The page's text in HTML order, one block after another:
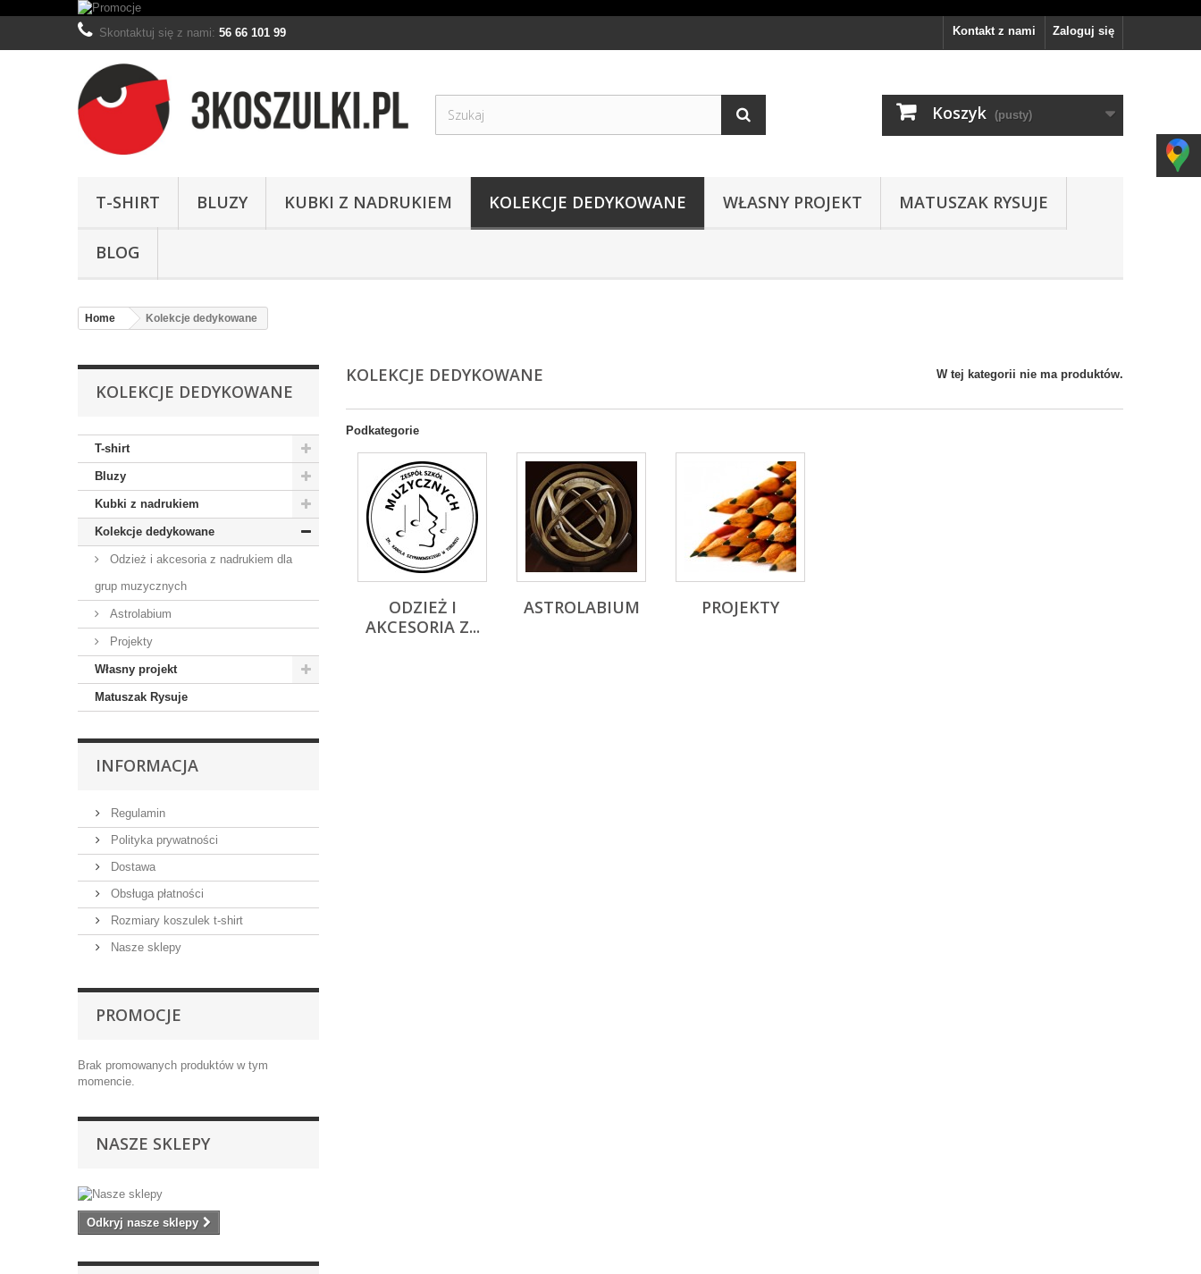
Zaloguj się
Kontakt z nami
Skontaktuj się z nami: 56 66 101 99
Koszyk (pusty)
T-SHIRT BLUZY KUBKI Z NADRUKIEM KOLEKCJE DEDYKOWANE WŁASNY PROJEKT MATUSZAK RYSUJE
BLOG
Home Kolekcje dedykowane
KOLEKCJE DEDYKOWANE
T-shirt
Bluzy
Kubki z nadrukiem
Kolekcje dedykowane
Odzież i akcesoria z nadrukiem dla
grup muzycznych
Astrolabium
Projekty
Własny projekt
Matuszak Rysuje
INFORMACJA
Regulamin
Polityka prywatności
Dostawa
Obsługa płatności
Rozmiary koszulek t-shirt
Nasze sklepy
PROMOCJE
Brak promowanych produktów w tym
momencie.
NASZE SKLEPY
Odkryj nasze sklepy
KOLEKCJE DEDYKOWANE W tej kategorii nie ma produktów.
Podkategorie
ODZIEŻ I
AKCESORIA Z...
ASTROLABIUM PROJEKTY